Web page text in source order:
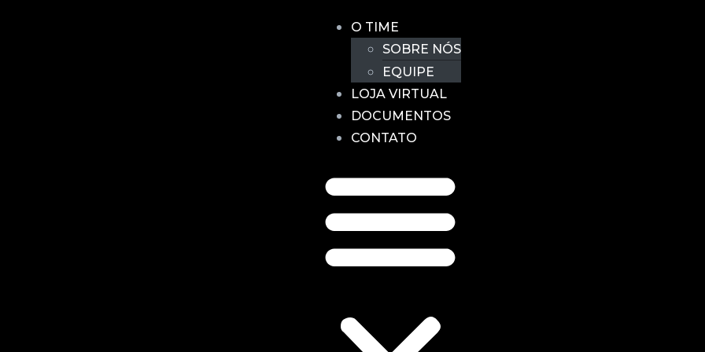
O TIME
SOBRE NÓS
EQUIPE
LOJA VIRTUAL
DOCUMENTOS
CONTATO